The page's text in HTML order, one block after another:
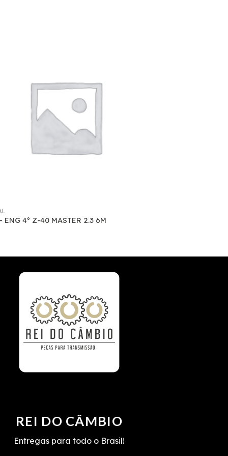
ENG 4º Z-40 MASTER 2.3 6M
REI DO CÂMBIO
Entregas para todo o Brasil!